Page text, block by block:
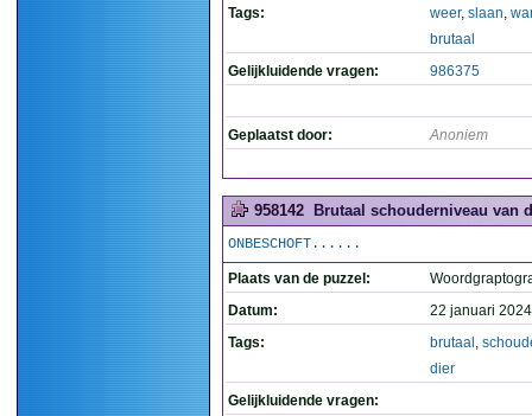
Tags: weer, slaan,
brutaal
Gelijkluidende vragen:
986375
Geplaatst door: Anoniem
958142 Brutaal schouderniveau van
ONBESCHOFT......
Plaats van de puzzel:
Datum:
22 januari
Tags:
brutaal ,
dier
Gelijkluidende vragen: